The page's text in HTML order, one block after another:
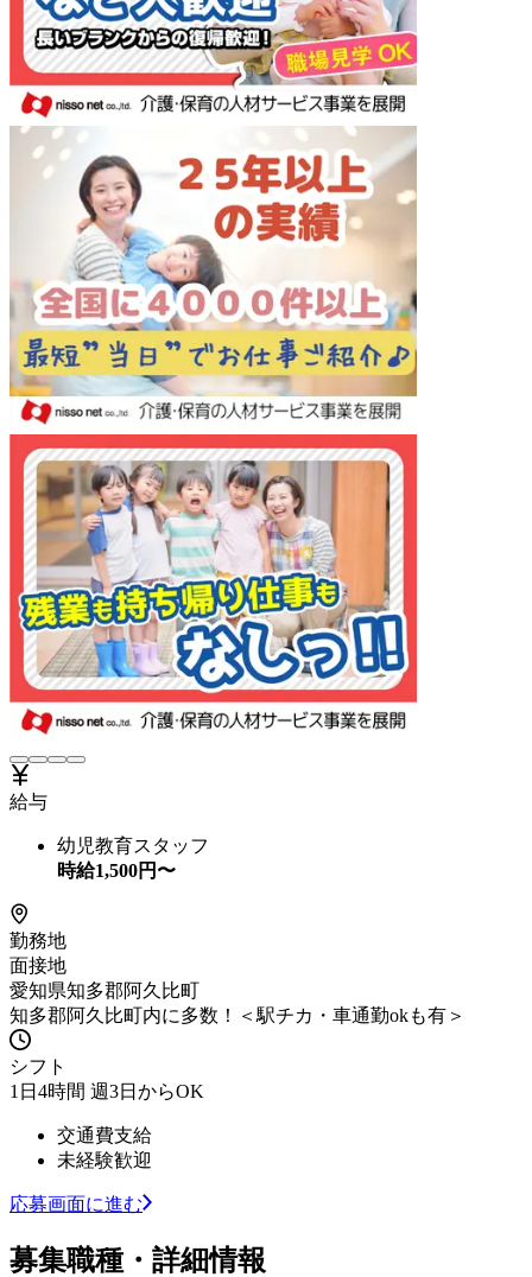
給与
幼児教育スタッフ
時給1,500円〜
勤務地
面接地
愛知県知多郡阿久比町
知多郡阿久比町内に多数！＜駅チカ・車通勤okも有＞
シフト
1日4時間 週3日からOK
交通費支給
未経験歓迎
応募画面に進む
募集職種・詳細情報